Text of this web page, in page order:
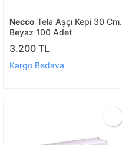
Necco Tela Aşçı Kepi 30 Cm.
Beyaz 100 Adet
3.200 TL
Kargo Bedava